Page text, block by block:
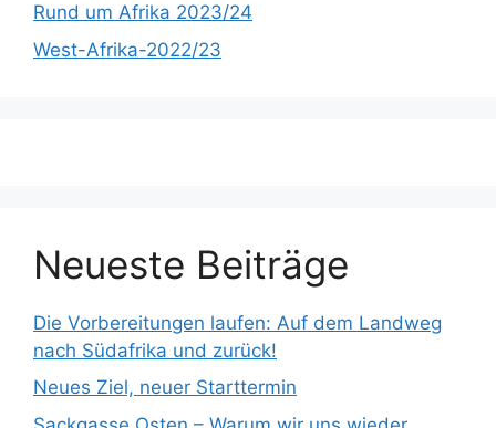
Rund um Afrika 2023/24
West-Afrika-2022/23
Neueste Beiträge
Die Vorbereitungen laufen: Auf dem Landweg
nach Südafrika und zurück!
Neues Ziel, neuer Starttermin